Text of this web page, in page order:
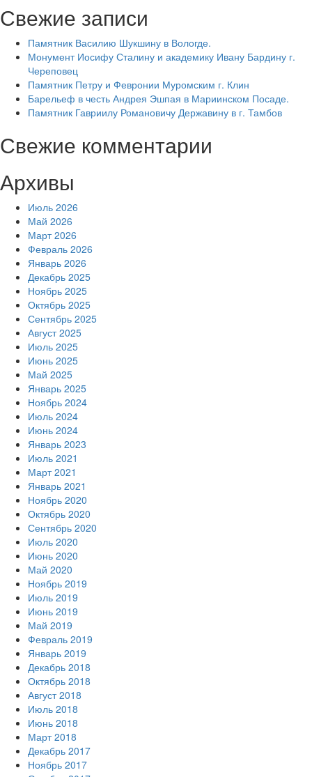
Свежие записи
Памятник Василию Шукшину в Вологде.
Монумент Иосифу Сталину и академику Ивану Бардину г.
Череповец
Памятник Петру и Февронии Муромским г. Клин
Барельеф в честь Андрея Эшпая в Мариинском Посаде.
Памятник Гавриилу Романовичу Державину в г. Тамбов
Свежие комментарии
Архивы
Июль 2026
Май 2026
Март 2026
Февраль 2026
Январь 2026
Декабрь 2025
Ноябрь 2025
Октябрь 2025
Сентябрь 2025
Август 2025
Июль 2025
Июнь 2025
Май 2025
Январь 2025
Ноябрь 2024
Июль 2024
Июнь 2024
Январь 2023
Июль 2021
Март 2021
Январь 2021
Ноябрь 2020
Октябрь 2020
Сентябрь 2020
Июль 2020
Июнь 2020
Май 2020
Ноябрь 2019
Июль 2019
Июнь 2019
Май 2019
Февраль 2019
Январь 2019
Декабрь 2018
Октябрь 2018
Август 2018
Июль 2018
Июнь 2018
Март 2018
Декабрь 2017
Ноябрь 2017